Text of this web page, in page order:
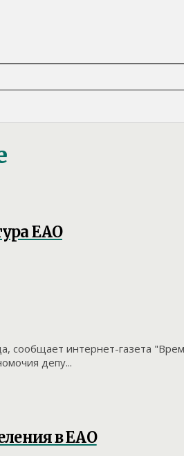
ЕАО
интернет-газета
депу...
в ЕАО